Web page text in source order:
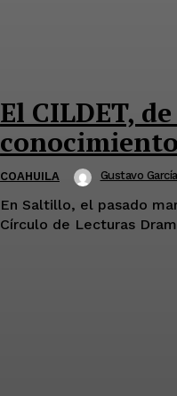
El CILDET,
COAHUILA Gustavo García
En Saltillo, el pasado
Círculo de Lecturas